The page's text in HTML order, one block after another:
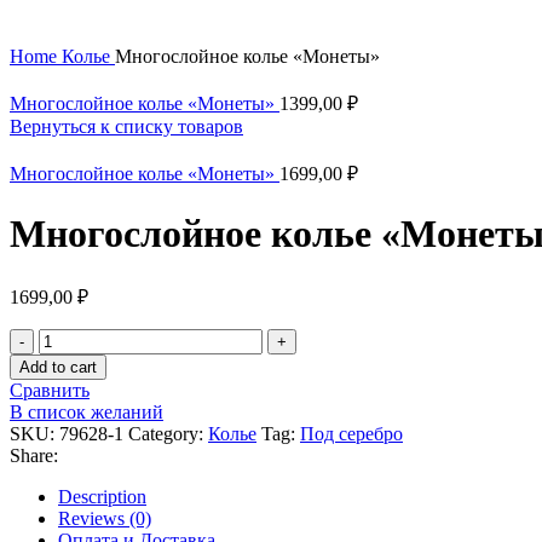
Home Колье Многослойное колье «Монеты»
Многослойное колье «Монеты» 1399,00 ₽
Вернуться к списку товаров
Многослойное колье «Монеты» 1699,00 ₽
Многослойное колье
1699,00 ₽
Многослойное
колье
«Монеты»
quantity
Add to cart
Сравнить
В список желаний
SKU: 79628-1 Category: Колье Tag: Под серебро
Share:
Description
Reviews (0)